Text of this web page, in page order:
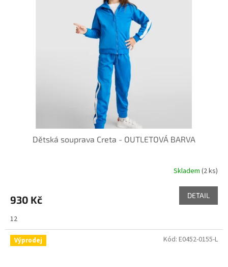
Dětská souprava Creta - OUTLETOVÁ BARVA
Skladem (2 ks)
930 Kč DETAIL
12
Výprodej Kód: E0452-0155-L